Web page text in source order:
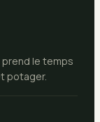
le temps
potager.